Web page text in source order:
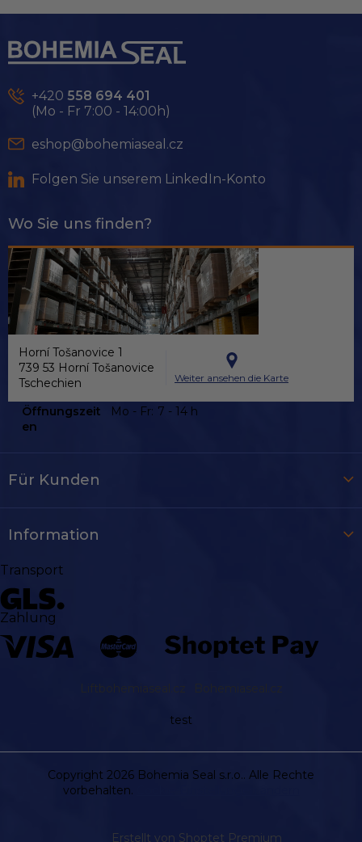
u
ß
e
e
+420 558 694 401
(Mo - Fr 7:00 - 14:00h)
eshop@bohemiaseal.cz
Folgen Sie unserem LinkedIn-Konto
Für Kunden
Information
Wo Sie uns finden?
Horní Tošanovice 1
739 53 Horní Tošanovice
Tschechien
Weiter ansehen die Karte
Öffnungszeit
en
Mo - Fr: 7 - 14 h
Transport
Zahlung
Liftbohemiaseal.cz Bohemiaseal.cz
test
Erstellt von Shoptet Premium
Copyright 2026 Bohemia Seal s.r.o.. Alle Rechte
vorbehalten.